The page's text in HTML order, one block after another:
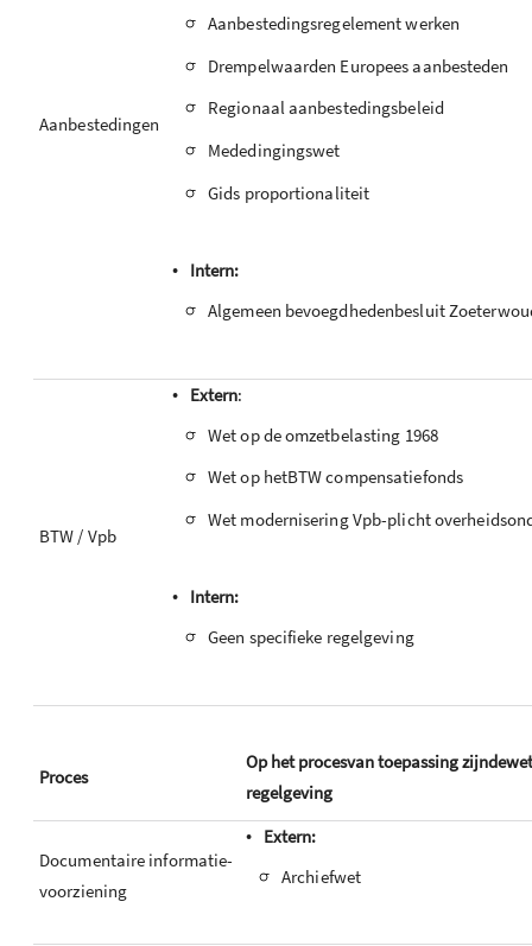
Aanbestedingen
- Aanbestedingsregelement werken
- Drempelwaarden Europees aanbesteden
- Regionaal aanbestedingsbeleid
- Mededingingswet
- Gids proportionaliteit
• Intern:
- Algemeen bevoegdhedenbesluit
BTW / Vpb
• Extern:
- Wet op de omzetbelasting 1968
- Wet op hetBTW compensatiefonds
- Wet modernisering Vpb-plicht
• Intern:
- Geen specifieke regelgeving
Proces
Op het procesvan toepassing
regelgeving
Documentaire informatie-
voorziening
• Extern:
- Archiefwet